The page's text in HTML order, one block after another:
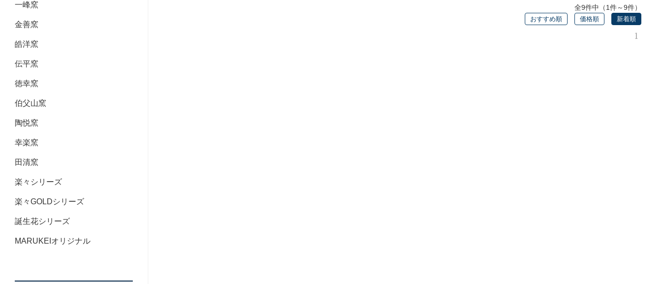
全9件中（1件～9件）
おすすめ順 価格順 新着順
1
一峰窯
金善窯
皓洋窯
伝平窯
徳幸窯
伯父山窯
陶悦窯
幸楽窯
田清窯
楽々シリーズ
楽々GOLDシリーズ
誕生花シリーズ
MARUKEIオリジナル